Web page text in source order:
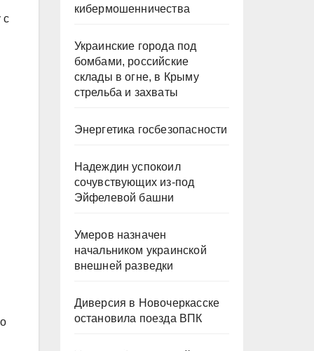
с
кибермошенничества
Украинские города под
бомбами, российские
склады в огне, в Крыму
стрельба и захваты
Энергетика госбезопасности
Надеждин успокоил
сочувствующих из-под
Эйфелевой башни
Умеров назначен
начальником украинской
внешней разведки
Диверсия в Новочеркасске
остановила поезда ВПК